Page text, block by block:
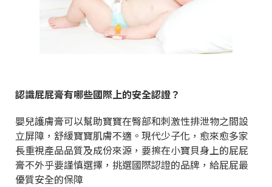
認識屁屁膏有哪些國際上的安全認證？
嬰兒護膚膏可以幫助寶寶在臀部和刺激性排泄物之間設
立屏障，舒緩寶寶肌膚不適。現代少子化，愈來愈多家
長重視產品品質及成份來源，要擦在小寶貝身上的屁屁
膏不外乎要謹慎選擇，挑選國際認證的品牌，給屁屁最
優質安全的保障